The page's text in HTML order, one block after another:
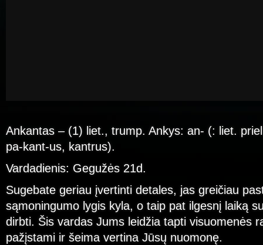
Ankantas – (1) liet., trump. Ankys: an- (: liet.
pa-kant-us, kantrus).
Vardadienis: Gegužės 21d.
Sugebate geriau įvertinti detales, jas greičiau
sąmoningumo lygis kyla, o taip pat ilgesnį laiką
dirbti. Šis vardas Jums leidžia tapti visuomenės
pažįstami ir šeima vertina Jūsų nuomonę.